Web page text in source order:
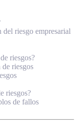
riesgo empresarial
riesgos?
riesgos
riesgos?
de fallos